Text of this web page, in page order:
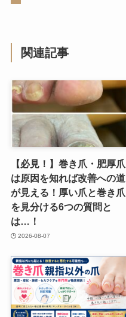
関連記事
【必見！】巻き爪・肥厚爪
は原因を知れば改善への道
が見える！厚い爪と巻き爪
を見分ける6つの質問と
は…！
2026-08-07